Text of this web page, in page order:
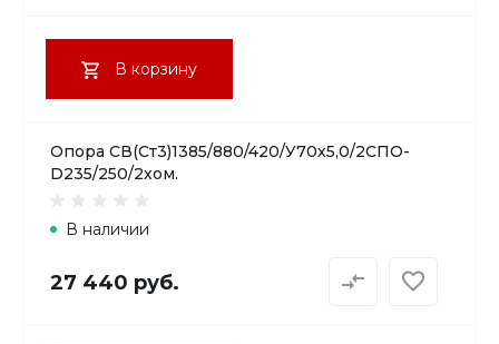
В корзину
Опора СВ(Ст3)1385/880/420/У70х5,0/2СПО-
D235/250/2хом.
В наличии
27 440 руб.